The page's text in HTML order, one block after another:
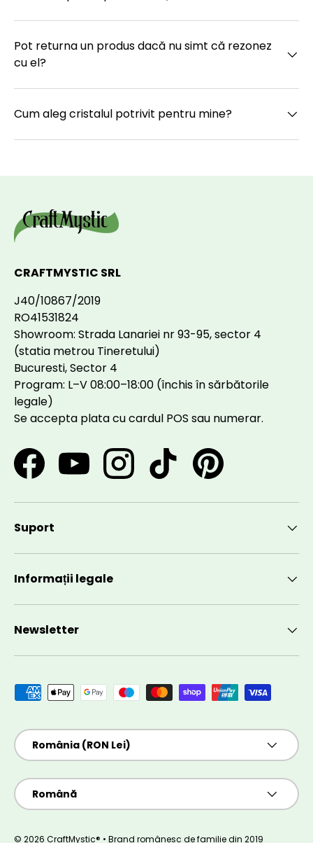
Pot returna un produs dacă nu simt că rezonez
cu el?
Cum aleg cristalul potrivit pentru mine?
CRAFTMYSTIC SRL
J40/10867/2019
RO41531824
Showroom: Strada Lanariei nr 93-95, sector 4
(statia metrou Tineretului)
Bucuresti, Sector 4
Program: L–V 08:00–18:00 (închis în sărbătorile
legale)
Se accepta plata cu cardul POS sau numerar.
FacebookYouTubeInstagramTikTok Pinterest
Suport
Informații legale
Newsletter
Metode de plată acceptate
Țară/Regiune
România (RON Lei)
Limbă
Română
© 2026 CraftMystic® • Brand românesc de familie din 2019